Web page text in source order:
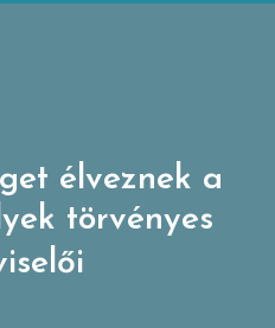
élveznek a
törvényes